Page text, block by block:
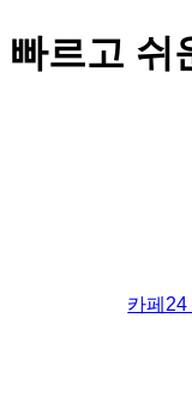
빠르고 쉬
카페24